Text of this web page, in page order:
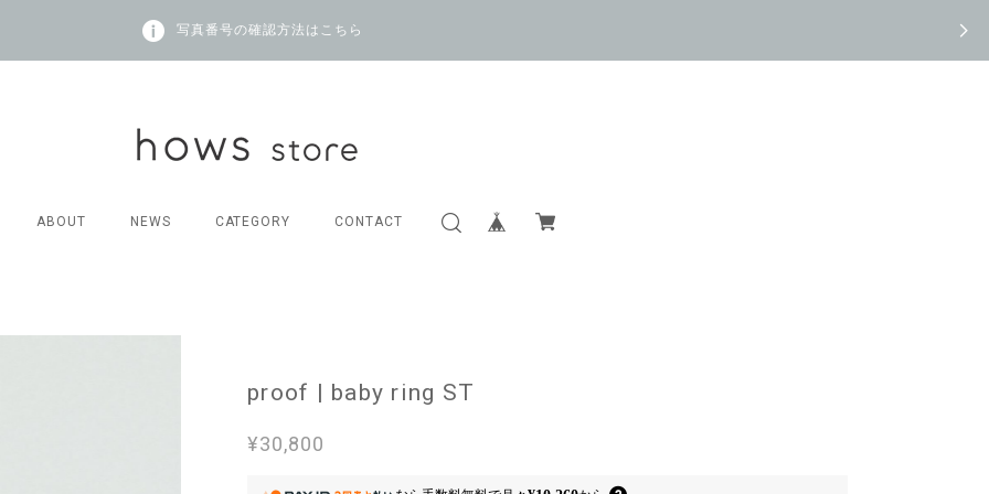
写真番号の確認方法はこちら
ABOUT NEWS CATEGORY CONTACT
proof | baby ring ST
¥30,800